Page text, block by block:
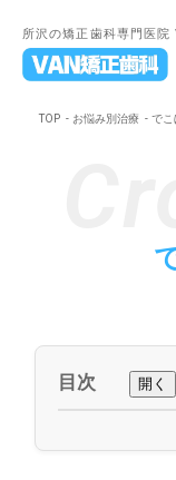
所沢の矯正歯科専門医
TOP お悩み別治療 でこ
目次 開く